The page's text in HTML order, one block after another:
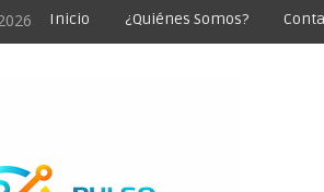
Inicio ¿Quiénes Somos?